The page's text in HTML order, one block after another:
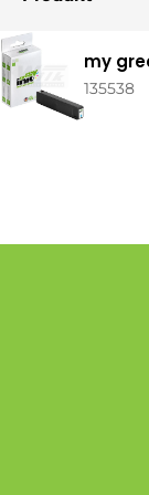
Ihr
Warenkorbmy
135538